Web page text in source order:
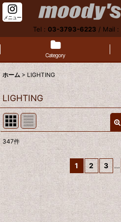
メニュー
Tel : 03-3793-6223 / Mail :
Category
ホーム > LIGHTING
LIGHTING
サブカテゴリ
表示数:
並び順:
347件
1 2 3 ...